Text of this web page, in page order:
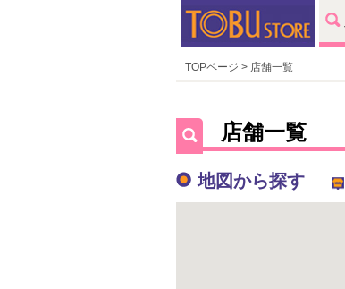
TOPページ > 店舗一覧
店舗一覧
地図から探す